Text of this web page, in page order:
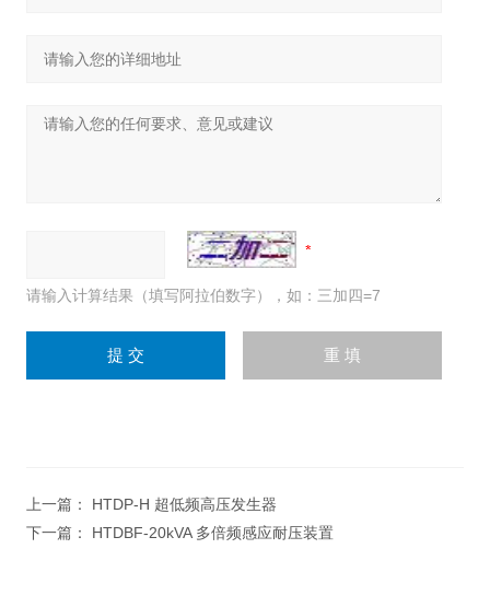
请输入计算结果（填写阿拉伯数字），如：三加四=7
上一篇： HTDP-H 超低频高压发生器
下一篇： HTDBF-20kVA 多倍频感应耐压装置